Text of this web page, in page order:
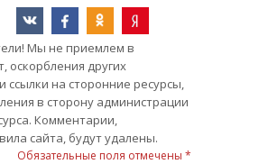
Мы не приемлем в
оскорбления других
ссылки на сторонние ресурсы,
в сторону администрации
Комментарии,
сайта, будут удалены.
Обязательные поля отмечены *